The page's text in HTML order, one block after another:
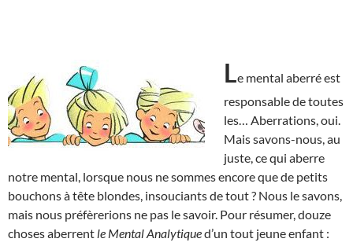
Le mental aberré est
responsable de toutes
les… Aberrations, oui.
Mais savons-nous, au
juste, ce qui aberre
notre mental, lorsque nous ne sommes encore que de petits
bouchons à tête blondes, insouciants de tout ? Nous le savons,
mais nous préfèrerions ne pas le savoir. Pour résumer, douze
choses aberrent le Mental Analytiqued’un tout jeune enfant :